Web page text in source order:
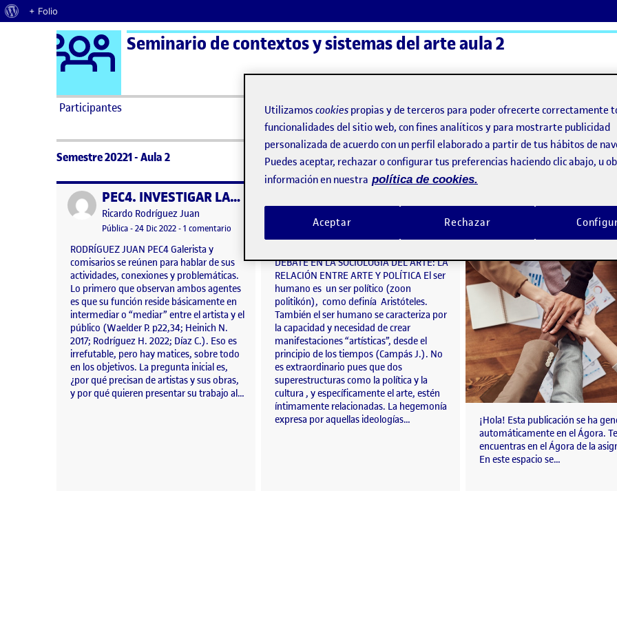
Acerca de WordPress
+ Folio
Saltar al contenido Logo Ágora
Seminario de contextos y sistemas del arte aula 2
Participantes ActiFolios
Semestre 20221 - Aula 2
Publicado por PEC4. INVESTIGAR LAS REDES DE AGENTES DEL ARTE: GALERISTAS VS COMISARIOS
Publicado por
Ricardo Rodríguez Juan
Visibilidad:
Pública-Fecha de publicación
24 Dic 2022-1 comentario en PEC4. INVESTIGAR LAS REDES DE AGENTES DEL ARTE: GALERISTAS VS COMISARIOS
RODRÍGUEZ JUAN PEC4 Galerista y
comisarios se reúnen para hablar de sus
actividades, conexiones y problemáticas.
Lo primero que observan ambos agentes
es que su función reside básicamente en
intermediar o “mediar” entre el artista y el
público (Waelder P. p22,34; Heinich N.
2017; Rodríguez H. 2022; Díaz C.). Eso es
irrefutable, pero hay matices, sobre todo
en los objetivos. La pregunta inicial es,
¿por qué precisan de artistas y sus obras,
y por qué quieren presentar su trabajo al…
Visibilidad:
Pública-Fecha de publicación
3 Dic 2022 en PEC3. RELACIÓN ENTRE POLÍTICA Y ARTE
DEBATE EN LA SOCIOLOGÍA DEL ARTE: LA
RELACIÓN ENTRE ARTE Y POLÍTICA El ser
humano es un ser político (zoon
politikón), como definía Aristóteles.
También el ser humano se caracteriza por
la capacidad y necesidad de crear
manifestaciones “artísticas”, desde el
principio de los tiempos (Campás J.). No
es extraordinario pues que dos
superestructuras como la política y la
cultura , y específicamente el arte, estén
íntimamente relacionadas. La hegemonía
expresa por aquellas ideologías…
Fecha de publicación
8 Sep 202115
¡Hola! Esta publicación se ha
automáticamente en el Ágora. Te
encuentras en el Ágora de la
En este espacio se…
Utilizamos cookies propias y de terceros para poder ofrecerte correctamente
funcionalidades del sitio web, con fines analíticos y para mostrarte publicidad
personalizada de acuerdo con un perfil elaborado a partir de tus hábitos de
Puedes aceptar, rechazar o configurar tus preferencias haciendo clic abajo, u
información en nuestra política de cookies.
Rechazar
Aceptar